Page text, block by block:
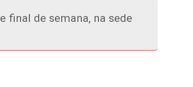
final de semana, na sede